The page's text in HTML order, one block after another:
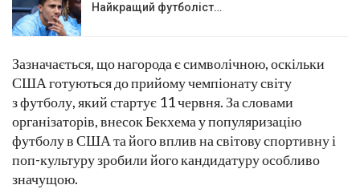
Найкращий футболіст…
Зазначається, що нагорода є символічною, оскільки
США готуються до прийому чемпіонату світу
з футболу, який стартує 11 червня. За словами
організаторів, внесок Бекхема у популяризацію
футболу в США та його вплив на світову спортивну і
поп-культуру зробили його кандидатуру особливо
значущою.